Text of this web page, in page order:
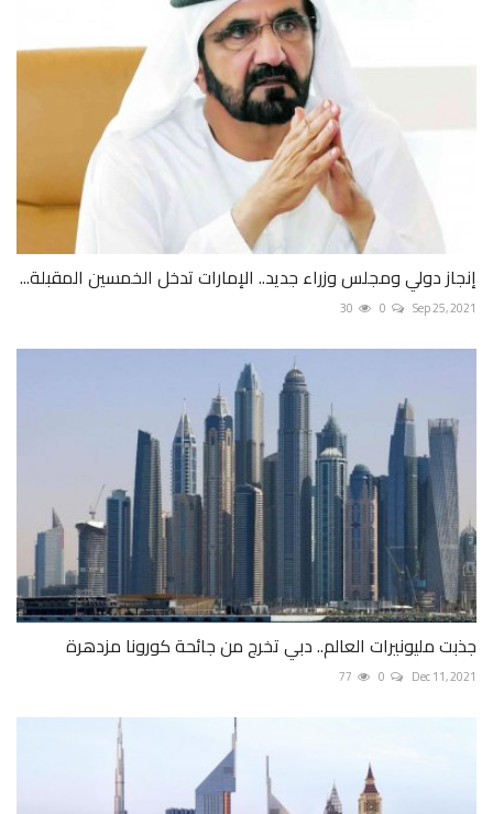
إنجاز دولي ومجلس وزراء جديد.. الإمارات تدخل الخمسين المقبلة...
Sep 25, 2021
0
30
جذبت مليونيرات العالم.. دبي تخرج من جائحة كورونا مزدهرة
Dec 11, 2021
0
77